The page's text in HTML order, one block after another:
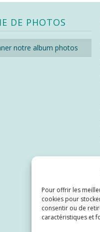
Pour offrir les
cookies pour
consentir ou de
caractéristiques et
DE PHOTOS
notre album photos